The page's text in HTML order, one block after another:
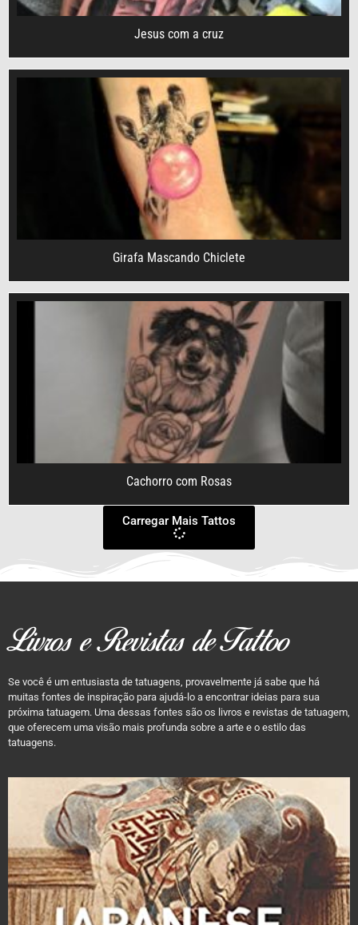
Jesus com a cruz
Girafa Mascando Chiclete
Cachorro com Rosas
Carregar Mais Tattos
Livros e Revistas de Tattoo
Se você é um entusiasta de tatuagens, provavelmente já sabe que há
muitas fontes de inspiração para ajudá-lo a encontrar ideias para sua
próxima tatuagem. Uma dessas fontes são os livros e revistas de tatuagem,
que oferecem uma visão mais profunda sobre a arte e o estilo das
tatuagens.